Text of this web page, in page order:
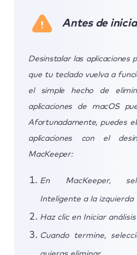
Antes de
Desinstalar las aplicaciones
que tu teclado vuelva a
el simple hecho de
aplicaciones de macOS
Afortunadamente, puedes
aplicaciones con el
MacKeeper:
En MacKeeper,
Inteligente a la izquierda
Haz clic en Iniciar análisis
Cuando termine,